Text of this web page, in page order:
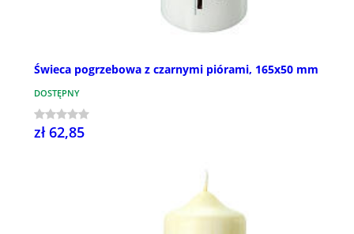
Świeca pogrzebowa z czarnymi piórami, 165x50 mm
DOSTĘPNY
zł 62,85